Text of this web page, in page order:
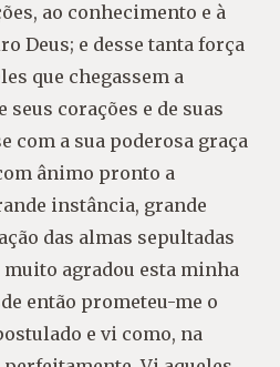
ao conhecimento e à
Deus; e desse tanta força
que chegassem a
corações e de suas
com a sua poderosa graça
ânimo pronto a
instância, grande
das almas sepultadas
agradou esta minha
então prometeu-me o
e vi como, na